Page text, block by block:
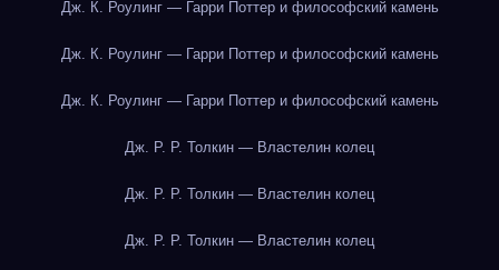
Дж. К. Роулинг — Гарри Поттер и философский камень
Дж. К. Роулинг — Гарри Поттер и философский камень
Дж. К. Роулинг — Гарри Поттер и философский камень
Дж. Р. Р. Толкин — Властелин колец
Дж. Р. Р. Толкин — Властелин колец
Дж. Р. Р. Толкин — Властелин колец